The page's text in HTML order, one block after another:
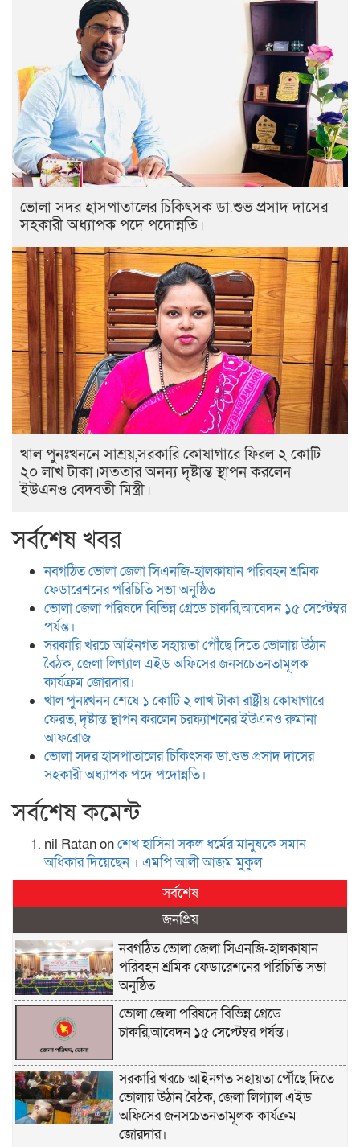
ভোলা সদর হাসপাতালের চিকিৎসক ডা.শুভ প্রসাদ দাসের
সহকারী অধ্যাপক পদে পদোন্নতি।
খাল পুনঃখননে সাশ্রয়,সরকারি কোষাগারে ফিরল ২ কোটি
২০ লাখ টাকা।সততার অনন্য দৃষ্টান্ত স্থাপন করলেন
ইউএনও বেদবতী মিস্ত্রী।
সর্বশেষ খবর
নবগঠিত ভোলা জেলা সিএনজি-হালকাযান পরিবহন শ্রমিক
ফেডারেশনের পরিচিতি সভা অনুষ্ঠিত
ভোলা জেলা পরিষদে বিভিন্ন গ্রেডে চাকরি,আবেদন ১৫ সেপ্টেম্বর
পর্যন্ত।
সরকারি খরচে আইনগত সহায়তা পৌঁছে দিতে ভোলায় উঠান
বৈঠক, জেলা লিগ্যাল এইড অফিসের জনসচেতনতামূলক
কার্যক্রম জোরদার।
খাল পুনঃখনন শেষে ১ কোটি ২ লাখ টাকা রাষ্ট্রীয় কোষাগারে
ফেরত, দৃষ্টান্ত স্থাপন করলেন চরফ্যাশনের ইউএনও রুমানা
আফরোজ
ভোলা সদর হাসপাতালের চিকিৎসক ডা.শুভ প্রসাদ দাসের
সহকারী অধ্যাপক পদে পদোন্নতি।
সর্বশেষ কমেন্ট
nil Ratanonশেখ হা‌সিনা সকল ধ‌র্মের মানু‌ষকে সমান
অ‌ধিকার দি‌য়ে‌ছেন । এম‌পি আলী আজম মুকুল
সর্বশেষ
জনপ্রিয়
নবগঠিত ভোলা জেলা সিএনজি-হালকাযান
পরিবহন শ্রমিক ফেডারেশনের পরিচিতি সভা
অনুষ্ঠিত
ভোলা জেলা পরিষদে বিভিন্ন গ্রেডে
চাকরি,আবেদন ১৫ সেপ্টেম্বর পর্যন্ত।
সরকারি খরচে আইনগত সহায়তা পৌঁছে দিতে
ভোলায় উঠান বৈঠক, জেলা লিগ্যাল এইড
অফিসের জনসচেতনতামূলক কার্যক্রম
জোরদার।